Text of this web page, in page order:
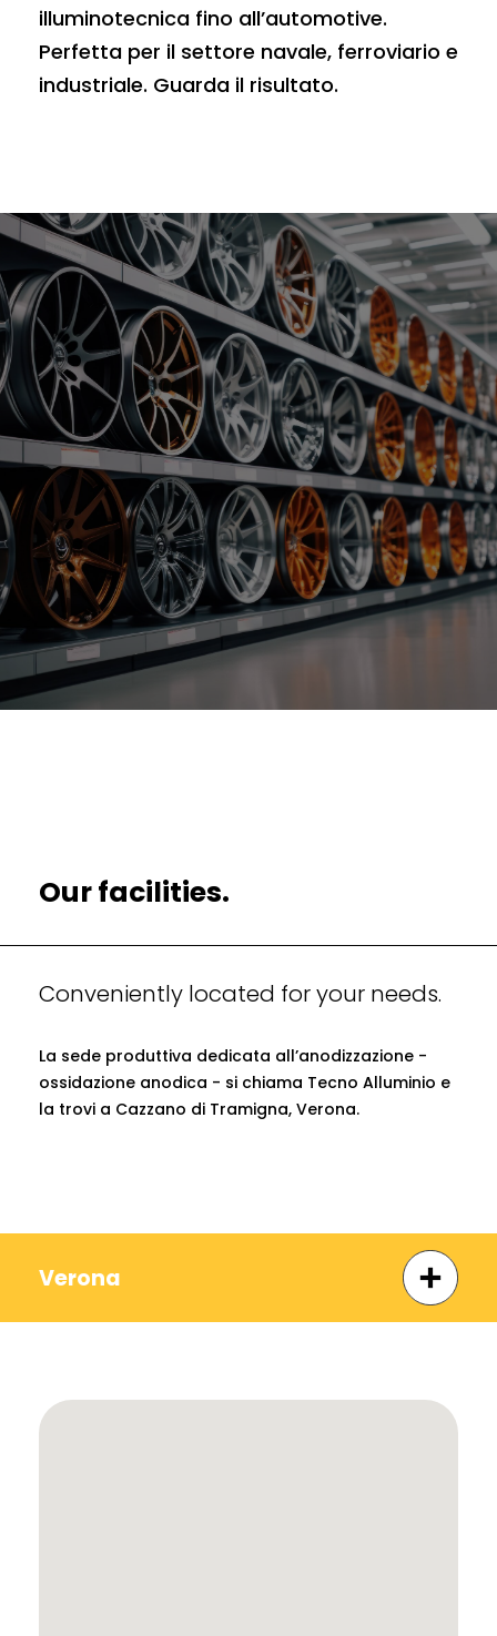
illuminotecnica fino all’automotive.
Perfetta per il settore navale, ferroviario e
industriale. Guarda il risultato.
Our facilities.
Conveniently located for your needs.
La sede produttiva dedicata all’anodizzazione -
ossidazione anodica - si chiama Tecno Alluminio e
la trovi a Cazzano di Tramigna, Verona.
Verona